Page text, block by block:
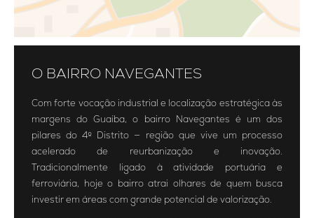
O BAIRRO NAVEGANTES
Com forte vocação industrial e localização estratégica às
margens do Guaíba, o bairro Navegantes é um dos
pilares do 4º Distrito — região que vive um processo
acelerado de reurbanização e inovação.
Tradicionalmente ligado à atividade portuária e
ferroviária, hoje o bairro atrai olhares de quem busca
investir em áreas com grande potencial de valorização.